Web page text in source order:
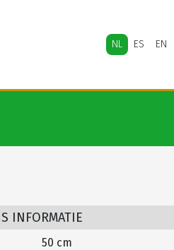
NL ES EN
INFORMATIE
50 cm